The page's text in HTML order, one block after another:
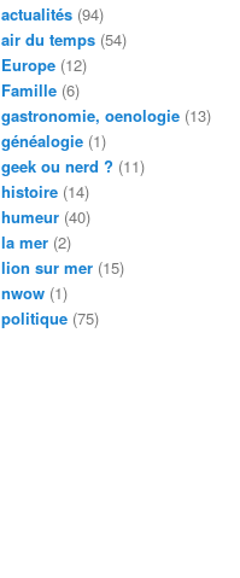
actualités(94)
air du temps(54)
Europe(12)
Famille(6)
gastronomie, oenologie(13)
généalogie(1)
geek ou nerd ? (11)
histoire(14)
humeur(40)
la mer(2)
lion sur mer(15)
nwow(1)
politique(75)